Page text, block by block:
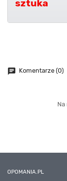
sztuka
chat Komentarze (0)
OPOMANIA.PL